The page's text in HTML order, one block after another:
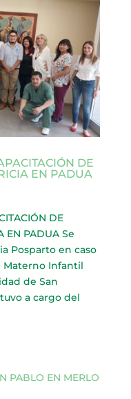
DE
EN PADUA
DE
EN PADUA Se
Posparto en caso
Materno Infantil
de San
a cargo del
PABLO EN MERLO